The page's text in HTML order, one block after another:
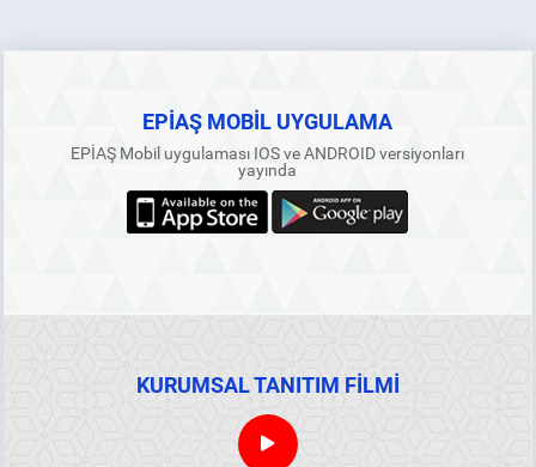
EPİAŞ MOBİL UYGULAMA
EPİAŞ Mobil uygulaması IOS ve ANDROID versiyonları
yayında
KURUMSAL TANITIM FİLMİ